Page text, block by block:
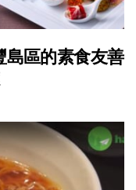
區的素食友善